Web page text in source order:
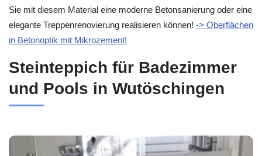
Sie mit diesem Material eine moderne Betonsanierung oder eine
elegante Treppenrenovierung realisieren können! -> Oberflächen
in Betonoptik mit Mikrozement!
Steinteppich für Badezimmer
und Pools in Wutöschingen